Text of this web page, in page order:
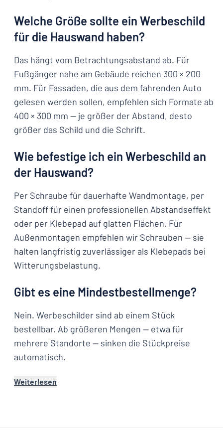
Welche Größe sollte ein Werbeschild
für die Hauswand haben?
Das hängt vom Betrachtungsabstand ab. Für
Fußgänger nahe am Gebäude reichen 300 × 200
mm. Für Fassaden, die aus dem fahrenden Auto
gelesen werden sollen, empfehlen sich Formate ab
400 × 300 mm — je größer der Abstand, desto
größer das Schild und die Schrift.
Wie befestige ich ein Werbeschild an
der Hauswand?
Per Schraube für dauerhafte Wandmontage, per
Standoff für einen professionellen Abstandseffekt
oder per Klebepad auf glatten Flächen. Für
Außenmontagen empfehlen wir Schrauben — sie
halten langfristig zuverlässiger als Klebepads bei
Witterungsbelastung.
Gibt es eine Mindestbestellmenge?
Nein. Werbeschilder sind ab einem Stück
bestellbar. Ab größeren Mengen — etwa für
mehrere Standorte — sinken die Stückpreise
automatisch.
Weiterlesen